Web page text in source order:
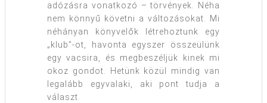
adózásra vonatkozó – törvények. Néha
nem könnyű követni a változásokat. Mi
néhányan könyvelők létrehoztunk egy
„klub”-ot, havonta egyszer összeülünk
egy vacsira, és megbeszéljük kinek mi
okoz gondot. Hetünk közül mindig van
legalább egyvalaki, aki pont tudja a
választ.